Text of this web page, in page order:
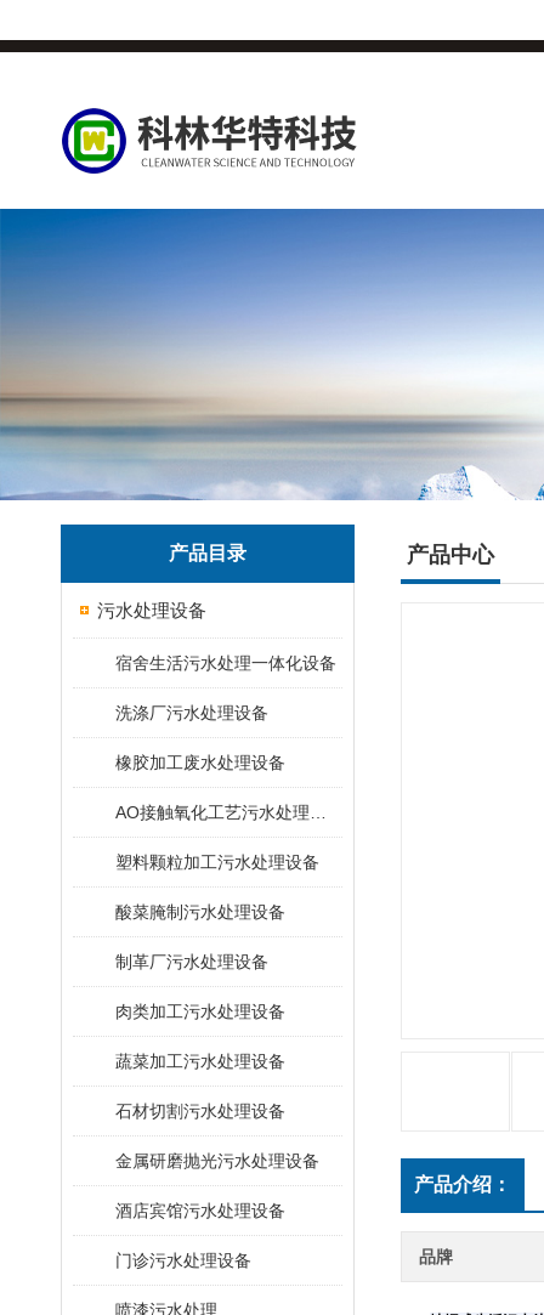
产品目录
污水处理设备
宿舍生活污水处理一体化设备
洗涤厂污水处理设备
橡胶加工废水处理设备
塑料颗粒加工污水处理设备
酸菜腌制污水处理设备
制革厂污水处理设备
肉类加工污水处理设备
蔬菜加工污水处理设备
石材切割污水处理设备
金属研磨抛光污水处理设备
酒店宾馆污水处理设备
门诊污水处理设备
喷漆污水处理
产品中心
产品介绍：
品牌